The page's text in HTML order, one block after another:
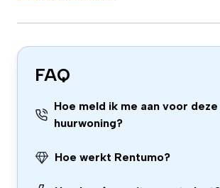
FAQ
Hoe meld ik me aan voor deze
huurwoning?
Hoe werkt Rentumo?